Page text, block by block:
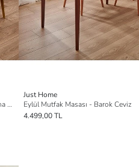
Bono Ortadan Açılır Masa Takımı - Karina Meşe / Krem - 110 cm
Just Home
Eylül Mutfak Masası - Barok Ceviz
4.499,00 TL